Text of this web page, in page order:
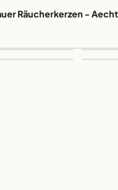
Räucherkerzen -